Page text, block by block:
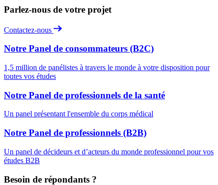
Parlez-nous de votre projet
Contactez-nous
Notre Panel de consommateurs (B2C)
1,5 million de panélistes à travers le monde à votre disposition pour
toutes vos études
Notre Panel de professionnels de la santé
Un panel présentant l'ensemble du corps médical
Notre Panel de professionnels (B2B)
Un panel de décideurs et d’acteurs du monde professionnel pour vos
études B2B
Besoin de répondants ?